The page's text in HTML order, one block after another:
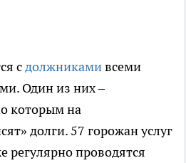
сдолжникамивсеми
Один из них –
которым на
долги. 57 горожан услуг
регулярно проводятся